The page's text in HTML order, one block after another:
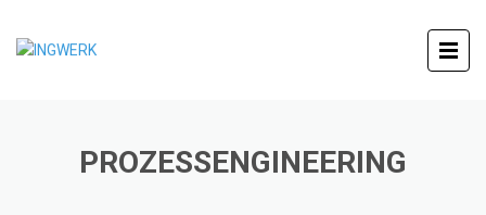
PROZESSENGINEERING